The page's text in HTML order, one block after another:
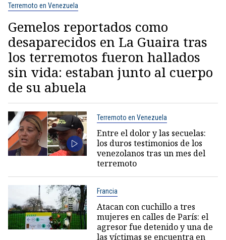
Terremoto en Venezuela
Gemelos reportados como
desaparecidos en La Guaira tras
los terremotos fueron hallados
sin vida: estaban junto al cuerpo
de su abuela
Terremoto en Venezuela
Entre el dolor y las secuelas:
los duros testimonios de los
venezolanos tras un mes del
terremoto
Francia
Atacan con cuchillo a tres
mujeres en calles de París: el
agresor fue detenido y una de
las víctimas se encuentra en